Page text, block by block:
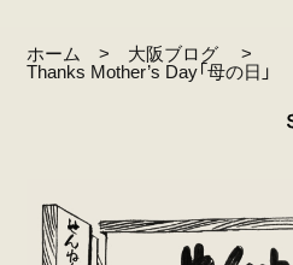
ホーム
大阪ブログ
Thanks Mother’s Day「母の日」